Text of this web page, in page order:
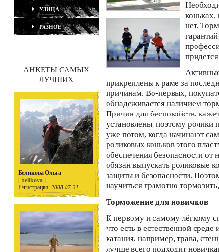
УЛИЦА
РАЗНОЕ
АНКЕТЫ САМЫХ
ЛУЧШИХ
Беликова Ольга
[ belikova ]
Регистрация: 2008-07-31
коньках,
нет.
прикреплены к раме за
причинам. Во-первых,
обнадеживается наличием
Причин для беспокойств,
установлены, поэтому ролики
уже потом, когда начинают
роликовых коньков этого
обеспечения безопасности от
обязан выпускать роликовые
защиты и безопасности.
научиться грамотно
Торможение для новичков
К первому и самому лёгкому
что есть в естественной
катания, например, трава,
лучше всего подходит